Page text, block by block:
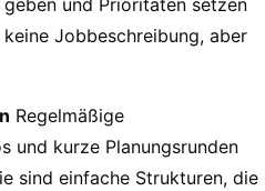
und Prioritäten setzen
Jobbeschreibung, aber
Regelmäßige
und kurze Planungsrunden
sind einfache Strukturen, die